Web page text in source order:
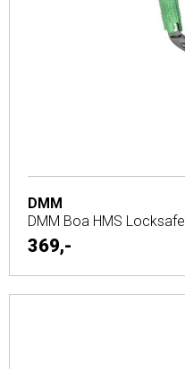
DMM
DMM Boa HMS Locksafe
369,-